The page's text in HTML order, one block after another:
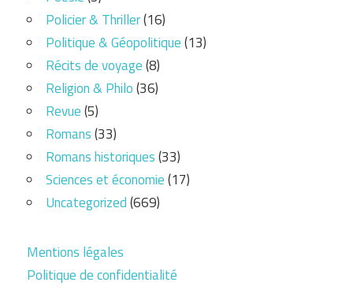
Policier & Thriller(16)
Politique & Géopolitique(13)
Récits de voyage(8)
Religion & Philo(36)
Revue(5)
Romans(33)
Romans historiques(33)
Sciences et économie(17)
Uncategorized(669)
Mentions légales
Politique de confidentialité